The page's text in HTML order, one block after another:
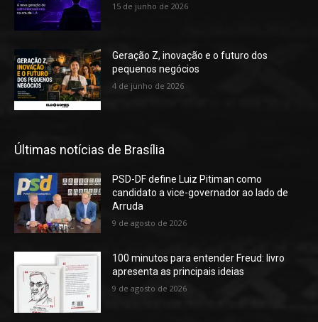
15 de junho de 2026
Geração Z, inovação e o futuro dos
pequenos negócios
4 de junho de 2026
Últimas notícias de Brasília
PSD-DF define Luiz Pitiman como
candidato a vice-governador ao lado de
Arruda
9 de agosto de 2026
100 minutos para entender Freud: livro
apresenta as principais ideias
9 de agosto de 2026